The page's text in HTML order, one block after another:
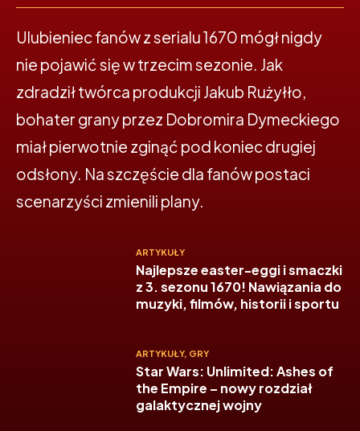
Ulubieniec fanów z serialu 1670 mógł nigdy
nie pojawić się w trzecim sezonie. Jak
zdradził twórca produkcji Jakub Rużyłło,
bohater grany przez Dobromira Dymeckiego
miał pierwotnie zginąć pod koniec drugiej
odsłony. Na szczęście dla fanów postaci
scenarzyści zmienili plany.
ARTYKUŁY
Najlepsze easter-eggi i smaczki
z 3. sezonu 1670! Nawiązania do
muzyki, filmów, historii i sportu
ARTYKUŁY, GRY
Star Wars: Unlimited: Ashes of
the Empire – nowy rozdział
galaktycznej wojny